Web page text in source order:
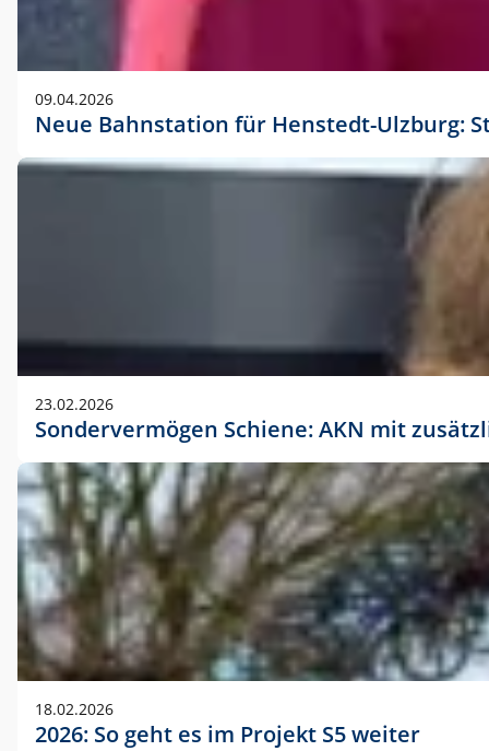
09.04.2026
Neue Bahnstation für Henstedt-Ulzburg:
23.02.2026
Sondervermögen Schiene: AKN mit
18.02.2026
2026: So geht es im Projekt S5 weiter